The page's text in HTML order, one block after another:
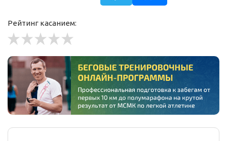
Рейтинг касанием: